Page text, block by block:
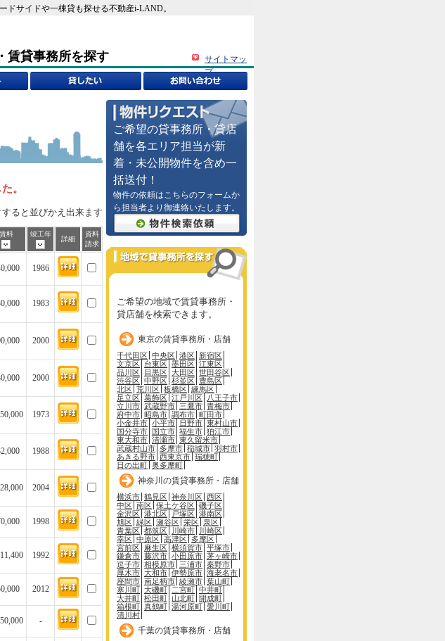
ドサイドや一棟貸も探せる不動産i-LAND。
賃貸事務所を探す
サイトマッ
プ
。
ると並びかえ出来ます
賃料 竣工年
詳細
資料
請求
1986
1983
2000
2000
1973
1988
2004
1998
1992
2012
-
ご希望の貸事務所・貸店
舗を各エリア担当が新
着・未公開物件を含め一
括送付！
物件の依頼はこちらのフォームか
ら担当者より御連絡いたします。
ご希望の地域で賃貸事務所・
貸店舗を検索できます。
東京の賃貸事務所・店舗
千代田区 中央区 港区 新宿区
文京区 台東区 墨田区 江東区
品川区 目黒区 大田区 世田谷区
渋谷区 中野区 杉並区 豊島区
北区 荒川区 板橋区 練馬区
足立区 葛飾区 江戸川区
八王子市
立川市 武蔵野市 三鷹市 青梅市
府中市 昭島市 調布市 町田市
小金井市 小平市 日野市 東村山市
国分寺市
国立市 福生市 狛江市
東大和市 清瀬市 東久留米市
武蔵村山市 多摩市 稲城市 羽村市
あきる野市 西東京市 瑞穂町
日の出町 奥多摩町
神奈川の賃貸事務所・店舗
横浜市 鶴見区 神奈川区 西区
中区 南区 保土ケ谷区 磯子区
金沢区 港北区 戸塚区 港南区
旭区 緑区 瀬谷区 栄区 泉区
青葉区 都筑区 川崎市
川崎区
幸区 中原区 高津区 多摩区
宮前区 麻生区 横須賀市 平塚市
鎌倉市 藤沢市 小田原市 茅ヶ崎市
逗子市 相模原市 三浦市 秦野市
厚木市 大和市 伊勢原市 海老名市
座間市 南足柄市 綾瀬市 葉山町
寒川町 大磯町 二宮町 中井町
大井町 松田町 山北町 開成町
箱根町 真鶴町 湯河原町 愛川町
清川村
千葉の賃貸事務所・店舗